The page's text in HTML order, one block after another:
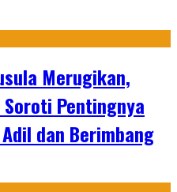
Merugikan,
Pentingnya
dan Berimbang